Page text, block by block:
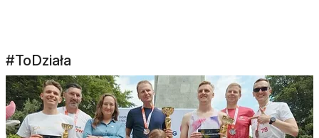
#ToDziała